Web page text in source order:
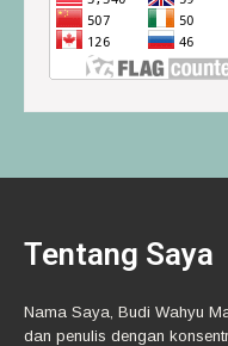
Tentang Saya
Nama Saya, Budi Wahyu
dan penulis dengan